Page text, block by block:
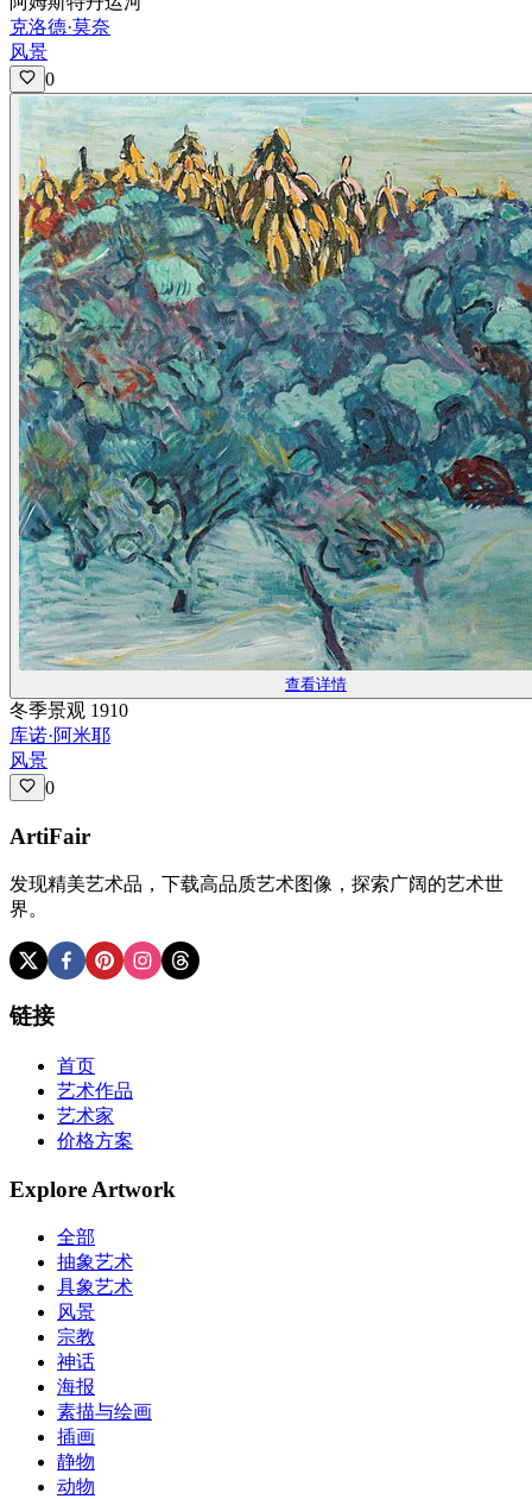
克洛德·莫奈
风景
0
查看详情
冬季景观 1910
库诺·阿米耶
风景
0
ArtiFair
发现精美艺术品，下载高品质艺术图像，探索广阔的艺术世
界。
链接
首页
艺术作品
艺术家
价格方案
Explore Artwork
全部
抽象艺术
具象艺术
风景
宗教
神话
海报
素描与绘画
插画
静物
动物